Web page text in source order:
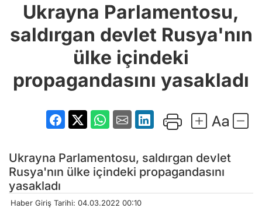
devlet
Rusya'nın ülke
propagandasını
yasakladı
Ukrayna Parlamentosu,
saldırgan devlet Rusya'nın
ülke içindeki
propagandasını yasakladı
Ukrayna Parlamentosu, saldırgan devlet
Rusya'nın ülke içindeki propagandasını
yasakladı
Haber Giriş Tarihi: 04.03.2022 00:10